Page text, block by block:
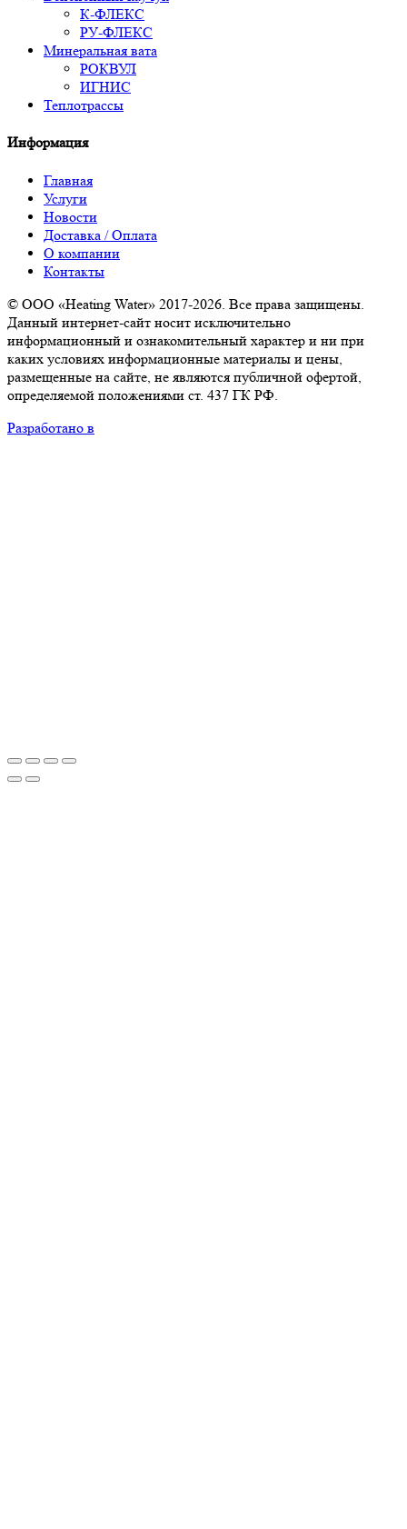
К-ФЛЕКС
РУ-ФЛЕКС
Минеральная вата
РОКВУЛ
ИГНИС
Теплотрассы
Информация
Главная
Услуги
Новости
Доставка / Оплата
О компании
Контакты
© ООО «Heating Water» 2017-2026. Все права защищены.
Данный интернет-сайт носит исключительно
информационный и ознакомительный характер и ни при
каких условиях информационные материалы и цены,
размещенные на сайте, не являются публичной офертой,
определяемой положениями ст. 437 ГК РФ.
Разработано в